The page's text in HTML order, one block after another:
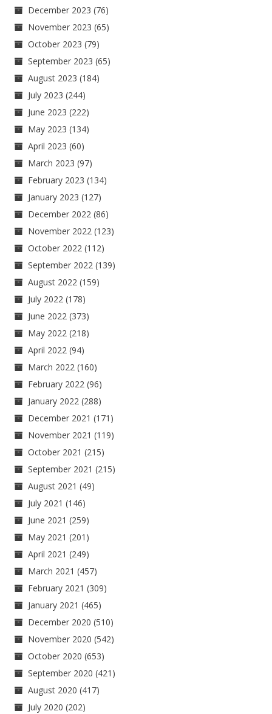
December 2023 (76)
November 2023 (65)
October 2023 (79)
September 2023 (65)
August 2023 (184)
July 2023 (244)
June 2023 (222)
May 2023 (134)
April 2023 (60)
March 2023 (97)
February 2023 (134)
January 2023 (127)
December 2022 (86)
November 2022 (123)
October 2022 (112)
September 2022 (139)
August 2022 (159)
July 2022 (178)
June 2022 (373)
May 2022 (218)
April 2022 (94)
March 2022 (160)
February 2022 (96)
January 2022 (288)
December 2021 (171)
November 2021 (119)
October 2021 (215)
September 2021 (215)
August 2021 (49)
July 2021 (146)
June 2021 (259)
May 2021 (201)
April 2021 (249)
March 2021 (457)
February 2021 (309)
January 2021 (465)
December 2020 (510)
November 2020 (542)
October 2020 (653)
September 2020 (421)
August 2020 (417)
July 2020 (202)